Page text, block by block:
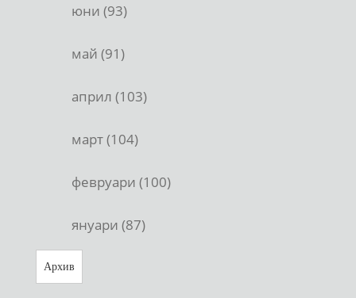
юни (93)
май (91)
април (103)
март (104)
февруари (100)
януари (87)
Архив